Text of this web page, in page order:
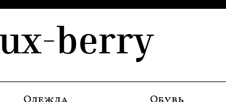
berry